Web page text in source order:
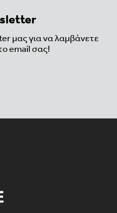
μας για να λαμβάνετε
email σας!